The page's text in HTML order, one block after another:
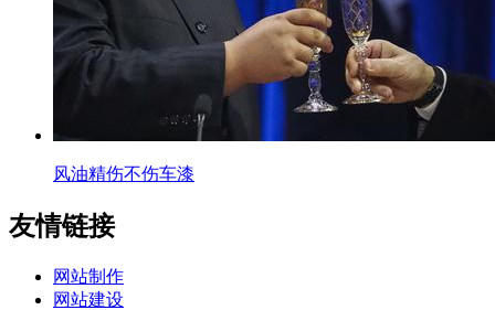
风油精伤不伤车漆
友情链接
网站制作
网站建设